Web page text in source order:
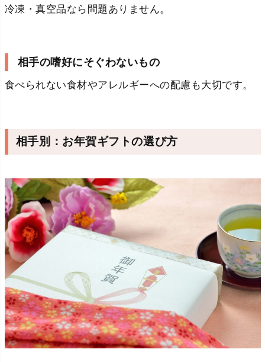
冷凍・真空品なら問題ありません。
相手の嗜好にそぐわないもの
食べられない食材やアレルギーへの配慮も大切です。
相手別：お年賀ギフトの選び方